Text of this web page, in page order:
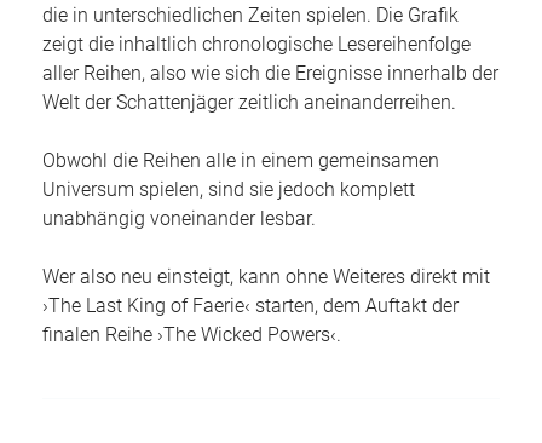
die in unterschiedlichen Zeiten spielen. Die Grafik
zeigt die inhaltlich chronologische Lesereihenfolge
aller Reihen, also wie sich die Ereignisse innerhalb der
Welt der Schattenjäger zeitlich aneinanderreihen.
Obwohl die Reihen alle in einem gemeinsamen
Universum spielen, sind sie jedoch komplett
unabhängig voneinander lesbar.
Wer also neu einsteigt, kann ohne Weiteres direkt mit
›The Last King of Faerie‹ starten, dem Auftakt der
finalen Reihe ›The Wicked Powers‹.